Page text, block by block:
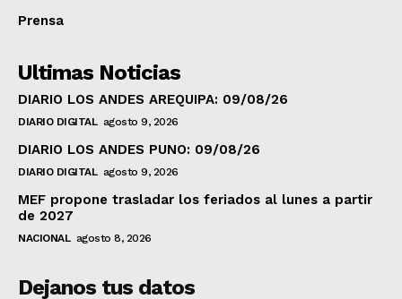
Prensa
Ultimas Noticias
DIARIO LOS ANDES AREQUIPA: 09/08/26
DIARIO DIGITAL agosto 9, 2026
DIARIO LOS ANDES PUNO: 09/08/26
DIARIO DIGITAL agosto 9, 2026
MEF propone trasladar los feriados al lunes a partir
de 2027
NACIONAL agosto 8, 2026
Dejanos tus datos